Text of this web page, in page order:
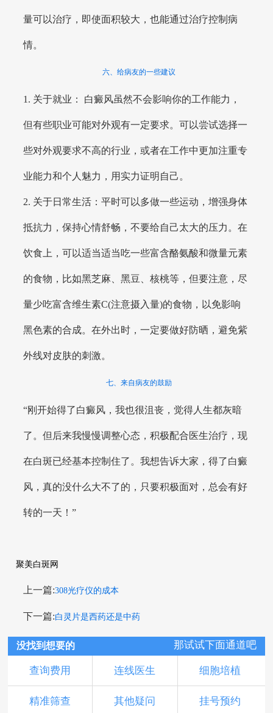
量可以治疗，即使面积较大，也能通过治疗控制病
情。
六、给病友的一些建议
1. 关于就业： 白癜风虽然不会影响你的工作能力，
但有些职业可能对外观有一定要求。可以尝试选择一
些对外观要求不高的行业，或者在工作中更加注重专
业能力和个人魅力，用实力证明自己。
2. 关于日常生活：平时可以多做一些运动，增强身体
抵抗力，保持心情舒畅，不要给自己太大的压力。在
饮食上，可以适当适当吃一些富含酪氨酸和微量元素
的食物，比如黑芝麻、黑豆、核桃等，但要注意，尽
量少吃富含维生素C(注意摄入量)的食物，以免影响
黑色素的合成。在外出时，一定要做好防晒，避免紫
外线对皮肤的刺激。
七、来自病友的鼓励
“刚开始得了白癜风，我也很沮丧，觉得人生都灰暗
了。但后来我慢慢调整心态，积极配合医生治疗，现
在白斑已经基本控制住了。我想告诉大家，得了白癜
风，真的没什么大不了的，只要积极面对，总会有好
转的一天！”
聚美白斑网
上一篇:308光疗仪的成本
下一篇:白灵片是西药还是中药
没找到想要的 那试试下面通道吧
查询费用 连线医生 细胞培植
精准筛查 其他疑问 挂号预约